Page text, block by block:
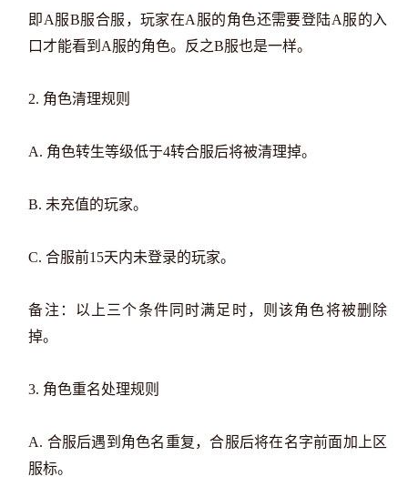
即A服B服合服，玩家在A服的角色还需要登陆A服的入
口才能看到A服的角色。反之B服也是一样。
2. 角色清理规则
A. 角色转生等级低于4转合服后将被清理掉。
B. 未充值的玩家。
C. 合服前15天内未登录的玩家。
备注：以上三个条件同时满足时，则该角色将被删除
掉。
3. 角色重名处理规则
A. 合服后遇到角色名重复，合服后将在名字前面加上区
服标。